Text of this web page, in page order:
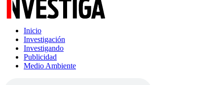
Inicio
Investigación
Investigando
Publicidad
Medio Ambiente